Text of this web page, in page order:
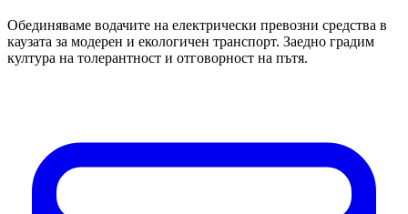
Обединяваме водачите на електрически превозни средства в
каузата за модерен и екологичен транспорт. Заедно градим
култура на толерантност и отговорност на пътя.